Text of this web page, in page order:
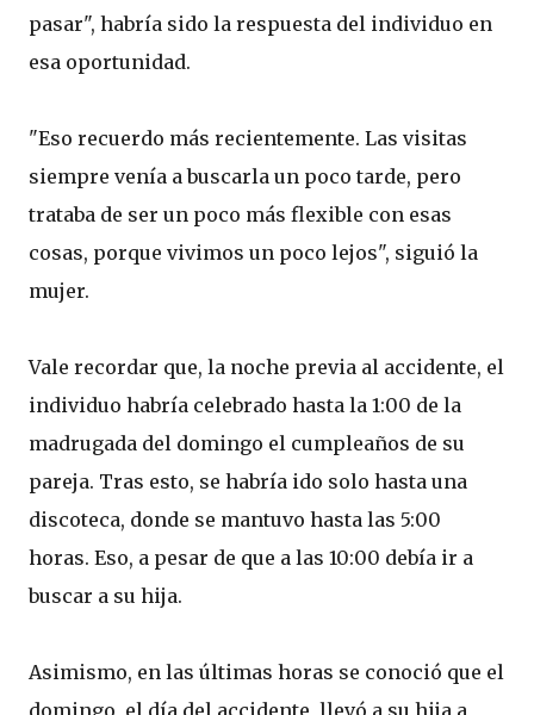
pasar", habría sido la respuesta del individuo en
esa oportunidad.
"Eso recuerdo más recientemente. Las visitas
siempre venía a buscarla un poco tarde, pero
trataba de ser un poco más flexible con esas
cosas, porque vivimos un poco lejos", siguió la
mujer.
Vale recordar que, la noche previa al accidente, el
individuo habría celebrado hasta la 1:00 de la
madrugada del domingo el cumpleaños de su
pareja. Tras esto, se habría ido solo hasta una
discoteca, donde se mantuvo hasta las 5:00
horas. Eso, a pesar de que a las 10:00 debía ir a
buscar a su hija.
Asimismo, en las últimas horas se conoció que el